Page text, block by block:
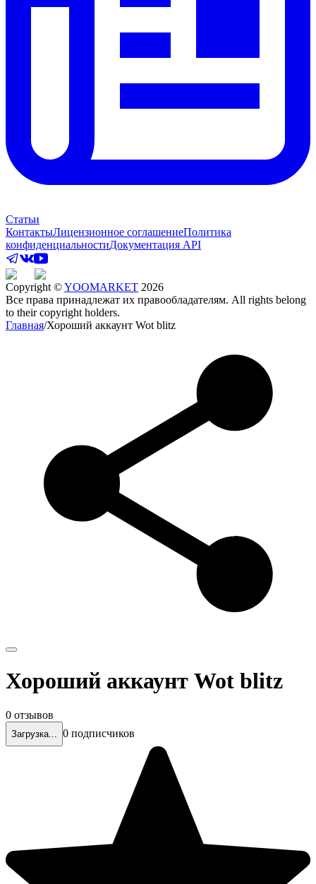
Статьи
КонтактыЛицензионное соглашениеПолитика
конфиденциальностиДокументация API
Copyright ©YOOMARKET 2026
Все права принадлежат их правообладателям. All rights belong
to their copyright holders.
Главная/Хороший аккаунт Wot blitz
Хороший аккаунт Wot blitz
0 отзывов
Загрузка... 0 подписчиков